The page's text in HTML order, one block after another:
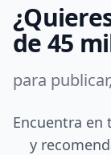
de 45
para
Encuentra en
y